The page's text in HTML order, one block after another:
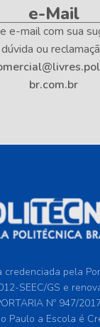
e-Mail
e-mail com sua
dúvida ou
br.com.br
credenciada pela
SEEC/GS e
Nº 947/
Paulo a Escola é